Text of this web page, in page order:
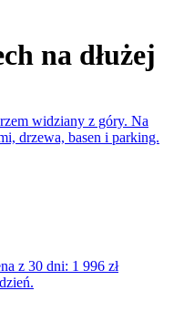
na dłużej
z 30 dni: 1 996 zł